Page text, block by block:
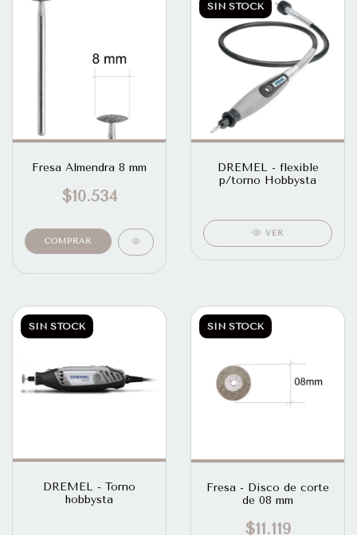
Fresa Almendra 8 mm
$10.534
SIN STOCK
DREMEL - flexible
p/torno Hobbysta
VER
SIN STOCK
DREMEL - Torno
hobbysta
SIN STOCK
Fresa - Disco de corte
de 08 mm
$11.119